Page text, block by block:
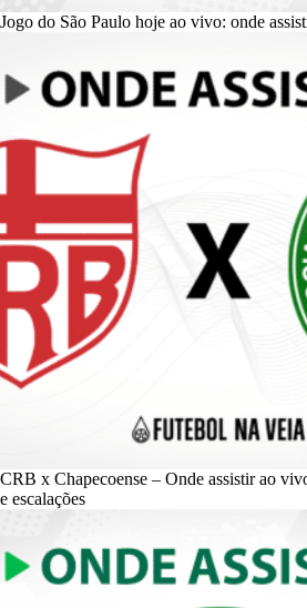
Jogo do São Paulo hoje ao vivo: onde
CRB x Chapecoense – Onde assistir ao
e escalações